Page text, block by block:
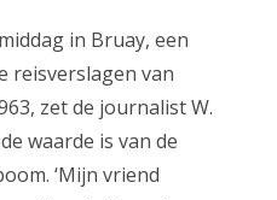
in Bruay, een
reisverslagen van
zet de journalist W.
waarde is van de
‘Mijn vriend